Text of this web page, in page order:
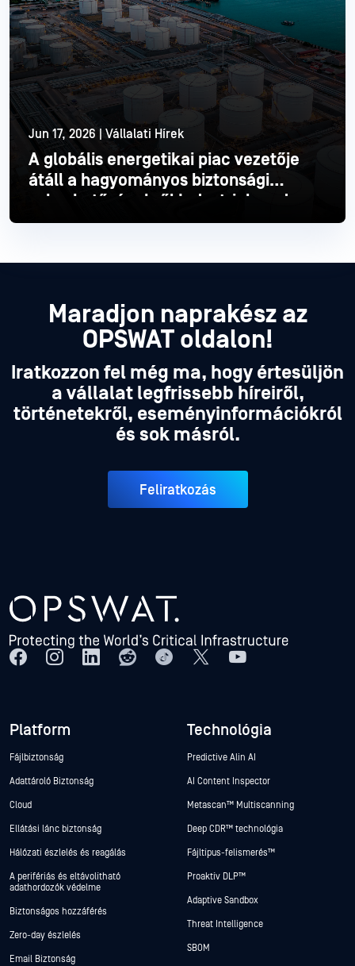
Jun 17, 2026 | Vállalati Hírek
A globális energetikai piac vezetője
átáll a hagyományos biztonsági
sebezhetőségekről Industrial modern
Industrial
Olvass tovább
Maradjon naprakész az
OPSWAT oldalon!
Iratkozzon fel még ma, hogy értesüljön
a vállalat legfrissebb híreiről,
történetekről, eseményinformációkról
és sok másról.
Feliratkozás
Platform
Fájlbiztonság
Adattároló Biztonság
Cloud
Ellátási lánc biztonság
Hálózati észlelés és reagálás
A perifériás és eltávolítható
adathordozók védelme
Biztonságos hozzáférés
Zero-day észlelés
Email Biztonság
Technológia
Predictive Alin AI
AI Content Inspector
Metascan™ Multiscanning
Deep CDR™ technológia
Fájltípus-felismerés™
Proaktív DLP™
Adaptive Sandbox
Threat Intelligence
SBOM